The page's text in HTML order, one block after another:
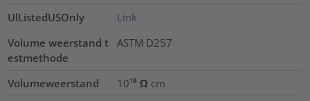
UlListedUSOnly
Link
Volume weerstand t
estmethode
ASTM D257
Volumeweerstand
10¹⁶ Ω cm